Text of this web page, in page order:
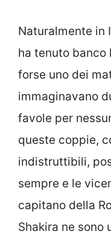
Naturalmente in
ha tenuto banco
forse uno dei
immaginavano
favole per
queste coppie,
indistruttibili,
sempre e le
capitano della
Shakira ne sono